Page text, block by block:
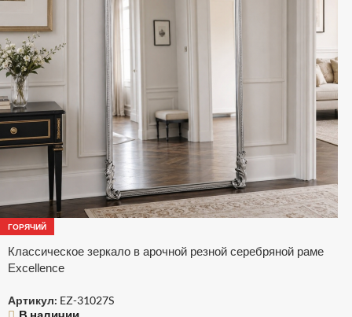
ГОРЯЧИЙ
Классическое зеркало в арочной резной серебряной раме
Excellence
Артикул: EZ-31027S